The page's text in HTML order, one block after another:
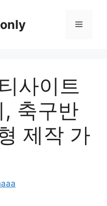
Menu
사이트
축구반
제작 가